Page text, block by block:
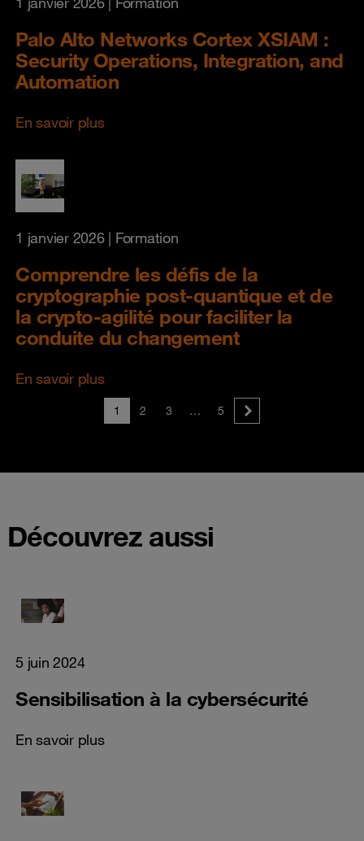
Palo Alto Networks Cortex XSIAM :
Security Operations, Integration, and
Automation
En savoir plus
1 janvier 2026| Formation
Comprendre les défis de la
cryptographie post-quantique et de
la crypto-agilité pour faciliter la
conduite du changement
En savoir plus
1 2 3 … 5
Découvrez aussi
5 juin 2024
Sensibilisation à la cybersécurité
En savoir plus